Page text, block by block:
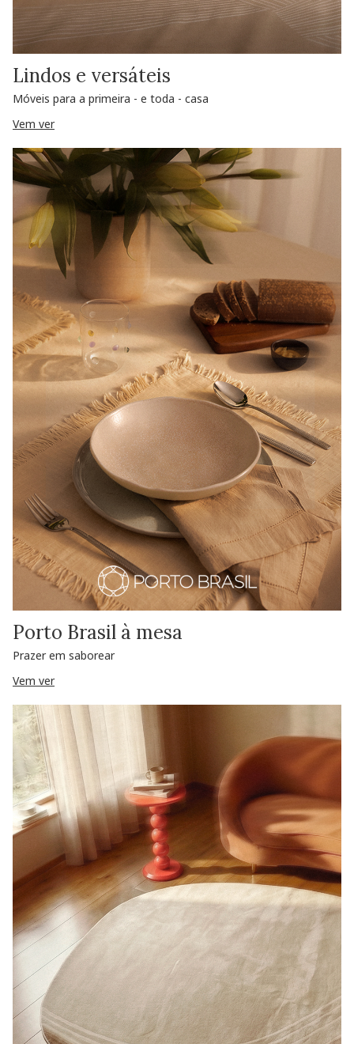
Lindos e versáteis
Móveis para a primeira - e toda - casa
Vem ver
Porto Brasil à mesa
Prazer em saborear
Vem ver